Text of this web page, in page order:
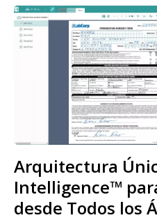
Imagen
Arquitectura
Intelligence™
desde Todos los